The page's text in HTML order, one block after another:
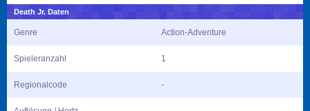
Death Jr. Daten
Genre Action-Adventure
Spieleranzahl 1
Regionalcode -